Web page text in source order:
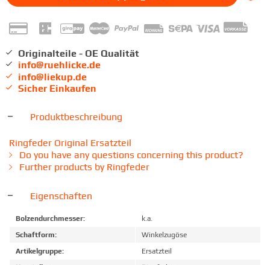
Originalteile - OE Qualität
info@ruehlicke.de
info@liekup.de
Sicher Einkaufen
Produktbeschreibung
Ringfeder Original Ersatzteil
Do you have any questions concerning this product?
Further products by Ringfeder
Eigenschaften
Bolzendurchmesser:
k.a.
Schaftform:
Winkelzugöse
Artikelgruppe:
Ersatzteil